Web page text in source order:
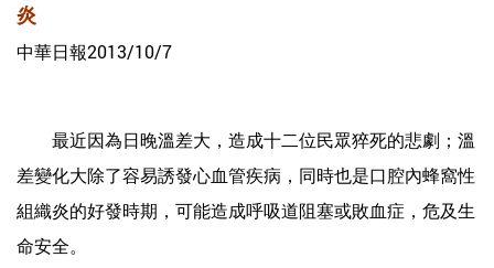
炎
中華日報2013/10/7
最近因為日晚溫差大，造成十二位民眾猝死的悲劇；溫
差變化大除了容易誘發心血管疾病，同時也是口腔內蜂窩性
組織炎的好發時期，可能造成呼吸道阻塞或敗血症，危及生
命安全。